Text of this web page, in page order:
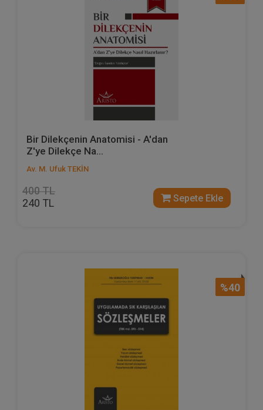
Bir Dilekçenin Anatomisi - A'dan
Z'ye Dilekçe Na...
Av. M. Ufuk TEKİN
400 TL
240 TL Sepete Ekle
%40